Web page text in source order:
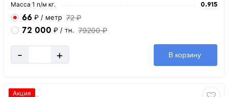
Масса 1 п/м кг. 0.915
66 ₽ / метр 72 ₽
72 000 ₽ / тн. 79200 ₽
- + В корзину
Акция